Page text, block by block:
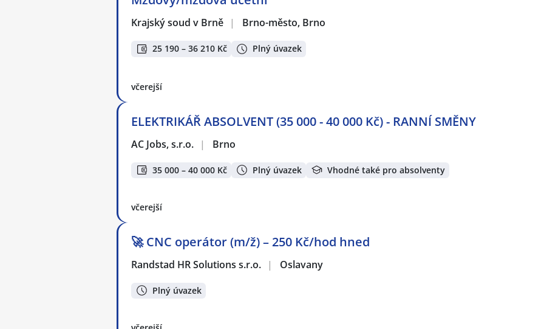
Krajský soud v Brně | Brno-město, Brno
25 190 – 36 210 Kč Plný úvazek
včerejší
ELEKTRIKÁŘ ABSOLVENT (35 000 - 40 000 Kč) - RANNÍ SMĚNY
AC Jobs, s.r.o. | Brno
35 000 – 40 000 Kč Plný úvazek Vhodné také pro absolventy
včerejší
🚀 CNC operátor (m/ž) – 250 Kč/hod hned
Randstad HR Solutions s.r.o. | Oslavany
Plný úvazek